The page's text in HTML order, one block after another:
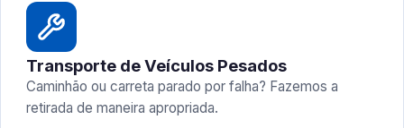
Transporte de Veículos Pesados
Caminhão ou carreta parado por falha? Fazemos a
retirada de maneira apropriada.